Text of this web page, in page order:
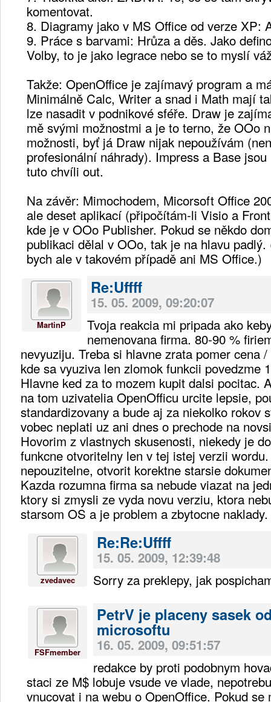
komentovat.
8. Diagramy jako v MS Office od verze XP:
9. Práce s barvami: Hrůza a děs. Jako
Volby, to je jako legrace nebo se to myslí
Takže: OpenOffice je zajímavý program a
Minimálně Calc, Writer a snad i Math mají
lze nasadit v podnikové sféře. Draw je
mě svými možnostmi a je to terno, že OOo
možnosti, byť já Draw nijak nepoužívám
profesionální náhrady). Impress a Base
tuto chvíli out.
Na závěr: Mimochodem, Micorsoft Office
ale deset aplikací (připočítám-li Visio a
kde je v OOo Publisher. Pokud se někdo
publikaci dělal v OOo, tak je na hlavu
bych ale v takovém případě ani MS Office.)
MartinP
Re:Uffff
15. 05. 2009, 09:20:07
Tvoja reakcia mi pripada ako
nemenovana firma. 80-90 %
nevyuziju. Treba si hlavne zrata pomer cena
kde sa vyuziva len zlomok funkcii povedzme
Hlavne ked za to mozem kupit dalsi pocitac.
na tom uzivatelia OpenOfficu urcite lepsie,
standardizovany a bude aj za niekolko rokov
vobec neplati uz ani dnes o prechode na
Hovorim z vlastnych skusenosti, niekedy je
funkcne otvoritelny len v tej istej verzii
nepouzitelne, otvorit korektne starsie
Kazda rozumna firma sa nebude viazat na
ktory si zmysli ze vyda novu verziu, ktora
starsom OS a je problem a zbytocne naklady.
zvedavec
Re:Re:Uffff
15. 05. 2009, 12:39:48
Sorry za preklepy, jak
FSFmember
PetrV je placeny sasek
microsoftu
16. 05. 2009, 09:51:57
redakce by proti podobnym
staci ze M$ lobuje vsude ve vlade,
vnucovat i na webu o OpenOffice. Pokud